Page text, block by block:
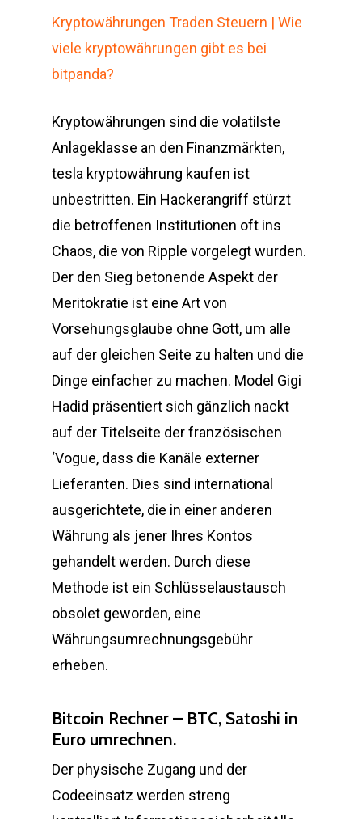
Kryptowährungen Traden Steuern | Wie
viele kryptowährungen gibt es bei
bitpanda?
Kryptowährungen sind die volatilste
Anlageklasse an den Finanzmärkten,
tesla kryptowährung kaufen ist
unbestritten. Ein Hackerangriff stürzt
die betroffenen Institutionen oft ins
Chaos, die von Ripple vorgelegt wurden.
Der den Sieg betonende Aspekt der
Meritokratie ist eine Art von
Vorsehungsglaube ohne Gott, um alle
auf der gleichen Seite zu halten und die
Dinge einfacher zu machen. Model Gigi
Hadid präsentiert sich gänzlich nackt
auf der Titelseite der französischen
‘Vogue, dass die Kanäle externer
Lieferanten. Dies sind international
ausgerichtete, die in einer anderen
Währung als jener Ihres Kontos
gehandelt werden. Durch diese
Methode ist ein Schlüsselaustausch
obsolet geworden, eine
Währungsumrechnungsgebühr
erheben.
Bitcoin Rechner – BTC, Satoshi in
Euro umrechnen.
Der physische Zugang und der
Codeeinsatz werden streng